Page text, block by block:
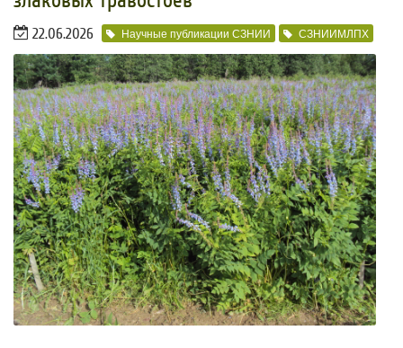
22.06.2026 Научные публикации СЗНИИ СЗНИИМЛПХ